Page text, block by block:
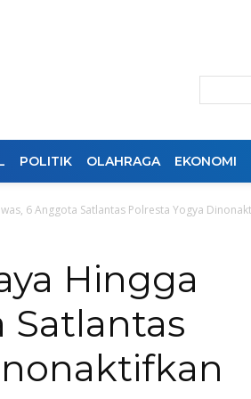
POLITIK OLAHRAGA EKONOMI
6 Anggota Satlantas Polresta Yogya
Hingga
Satlantas